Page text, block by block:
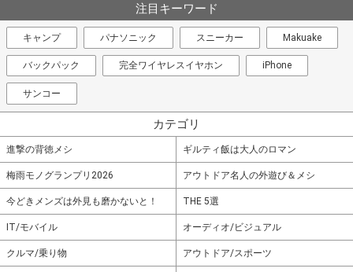
注目キーワード
キャンプ パナソニック スニーカー Makuake
バックパック 完全ワイヤレスイヤホン iPhone
サンコー
カテゴリ
進撃の背徳メシ ギルティ飯は大人のロマン
梅雨モノグランプリ2026 アウトドア名人の外遊び＆メシ
今どきメンズは外見も磨かないと！ THE 5選
IT/モバイル オーディオ/ビジュアル
クルマ/乗り物 アウトドア/スポーツ